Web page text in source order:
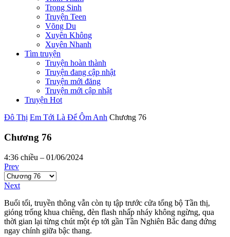
Trọng Sinh
Truyện Teen
Võng Du
Xuyên Không
Xuyên Nhanh
Tìm truyện
Truyện hoàn thành
Truyện đang cập nhật
Truyện mới đăng
Truyện mới cập nhật
Truyện Hot
Đô Thị Em Tới Là Để Ôm Anh Chương 76
Chương 76
4:36 chiều – 01/06/2024
Prev
Next
Buổi tối, truyền thông vẫn còn tụ tập trước cửa tổng bộ Tần thị,
gióng trống khua chiêng, đèn flash nhấp nháy không ngừng, qua
thời gian lại từng chút một ép tới gần Tần Nghiên Bắc đang đứng
ngay chính giữa bậc thang.